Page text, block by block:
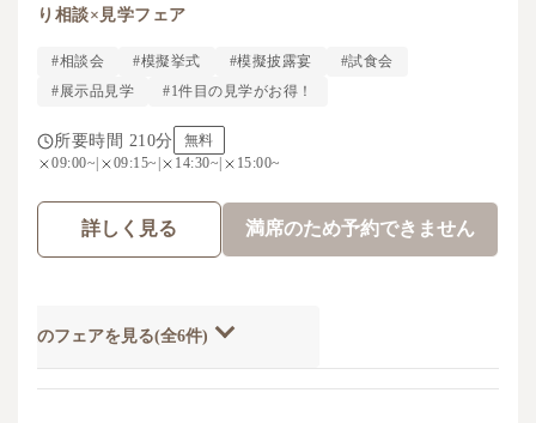
り相談×見学フェア
#相談会 #模擬挙式 #模擬披露宴
#試食会
#展示品見学
#1件目の見学がお得！
所要時間 210分
無料
09:00~
09:15~ 14:30~ 15:00~
詳しく見る 満席のため予約できません
催のフェアを見る(全6件)